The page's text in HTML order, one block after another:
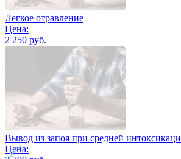
Легкое отравление
Цена:
2 250 руб.
Вывод из запоя при средней
Цена: